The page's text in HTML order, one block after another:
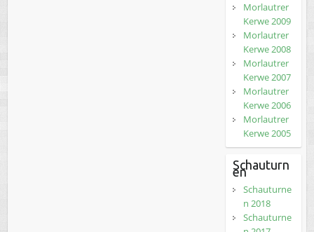
Morlautrer
Kerwe 2009
Morlautrer
Kerwe 2008
Morlautrer
Kerwe 2007
Morlautrer
Kerwe 2006
Morlautrer
Kerwe 2005
Schauturn
en
Schauturne
n 2018
Schauturne